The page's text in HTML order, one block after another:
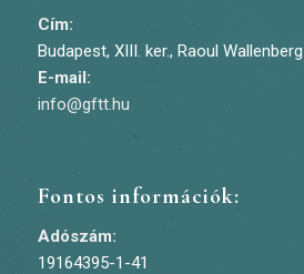
Cím:
Budapest, XIII. ker., Raoul
E-mail:
info@gftt.hu
Fontos információk:
Adószám:
19164395-1-41